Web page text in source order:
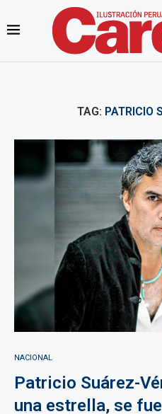
TAG: PATRICIO
NACIONAL
Patricio Suárez-
una estrella, se